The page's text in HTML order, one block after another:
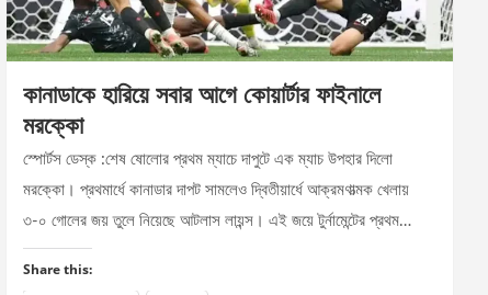
কানাডাকে হারিয়ে সবার আগে কোয়ার্টার ফাইনালে
মরক্কো
স্পোর্টস ডেস্ক :শেষ ষোলোর প্রথম ম্যাচে দাপুটে এক ম্যাচ উপহার দিলো
মরক্কো। প্রথমার্ধে কানাডার দাপট সামলেও দ্বিতীয়ার্ধে আক্রমণাত্মক খেলায়
৩-০ গোলের জয় তুলে নিয়েছে আটলাস লায়ন্স। এই জয়ে টুর্নামেন্টের প্রথম…
Share this: